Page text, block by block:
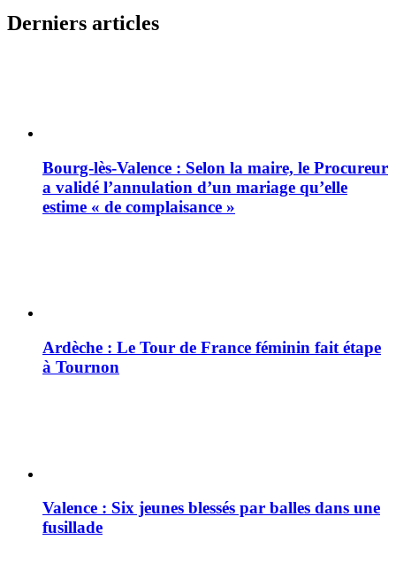
Derniers articles
Bourg-lès-Valence : Selon la maire, le Procureur
a validé l’annulation d’un mariage qu’elle
estime « de complaisance »
Ardèche : Le Tour de France féminin fait étape
à Tournon
Valence : Six jeunes blessés par balles dans une
fusillade